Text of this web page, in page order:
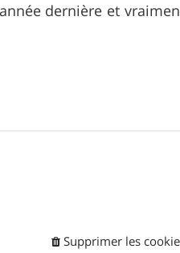
dernière et
Supprimer les